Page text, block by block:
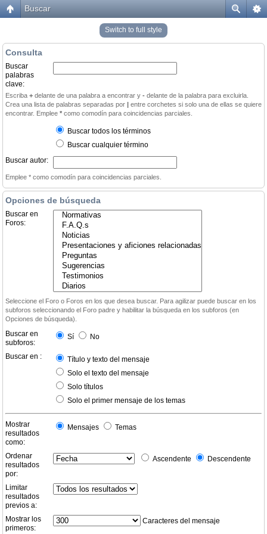
Buscar
Switch to full style
Consulta
Buscar
palabras
clave:
Escriba + delante de una palabra a encontrar y - delante de la palabra para excluirla.
Crea una lista de palabras separadas por | entre corchetes si solo una de ellas se quiere
encontrar. Emplee * como comodín para coincidencias parciales.
Buscar todos los términos
Buscar cualquier término
Buscar autor:
Emplee * como comodín para coincidencias parciales.
Opciones de búsqueda
Buscar en
Foros:
Seleccione el Foro o Foros en los que desea buscar. Para agilizar puede buscar en los
subforos seleccionando el Foro padre y habilitar la búsqueda en los subforos (en
Opciones de búsqueda).
Buscar en
subforos:
Sí No
Buscar en :
Título y texto del mensaje
Solo el texto del mensaje
Solo títulos
Solo el primer mensaje de los temas
Mostrar
resultados
como:
Mensajes Temas
Ordenar
resultados
por:
Ascendente Descendente
Limitar
resultados
previos a:
Mostrar los
primeros:
Caracteres del mensaje